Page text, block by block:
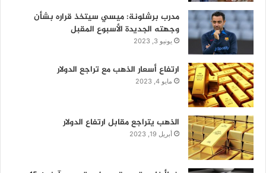
مدرب برشلونة: ميسي سيتخذ قراره بشأن
وجهته الجديدة الأسبوع المقبل
يونيو 3, 2023
ارتفاع أسعار الذهب مع تراجع الدولار
مايو 4, 2023
الذهب يتراجع مقابل ارتفاع الدولار
أبريل 19, 2023